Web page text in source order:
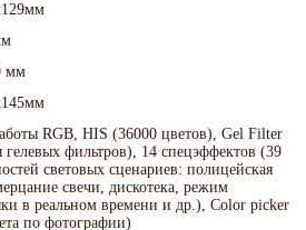
мм
RGB, HIS (36000 цветов), Gel Filter
фильтров), 14 спецэффектов (39
световых сценариев: полицейская
свечи, дискотека, режим
в реальном времени и др.), Color picker
по фотографии)